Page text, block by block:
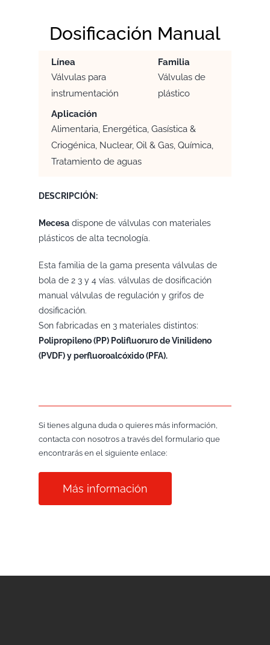
Dosificación Manual
Línea
Familia
Válvulas para
instrumentación
Válvulas de
plástico
Aplicación
Alimentaria, Energética, Gasística &
Criogénica, Nuclear, Oil & Gas, Química,
Tratamiento de aguas
DESCRIPCIÓN:
Mecesadispone de válvulas con materiales
plásticos de alta tecnología.
Esta familia de la gama presenta válvulas de
bola de 2 3 y 4 vías. válvulas de dosificación
manual válvulas de regulación y grifos de
dosificación.
Son fabricadas en 3 materiales distintos:
Polipropileno (PP) Polifluoruro de Vinilideno
(PVDF) y perfluoroalcóxido (PFA).
Si tienes alguna duda o quieres más información,
contacta con nosotros a través del formulario que
encontrarás en el siguiente enlace:
Más información